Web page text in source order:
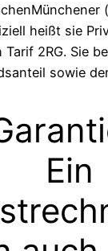
heißt sie
Tarif 2RG. Sie
sowie
Ein